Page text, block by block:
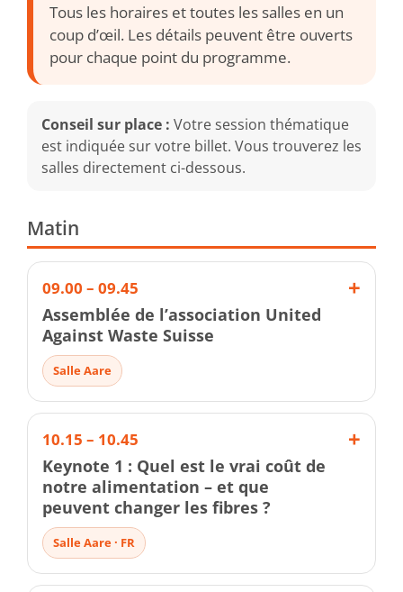
Tous les horaires et toutes les salles en un
coup d’œil. Les détails peuvent être ouverts
pour chaque point du programme.
Conseil sur place : Votre session thématique
est indiquée sur votre billet. Vous trouverez les
salles directement ci-dessous.
Matin
09.00 – 09.45
Assemblée de l’association United
Against Waste Suisse
Salle Aare
10.15 – 10.45
Keynote 1 : Quel est le vrai coût de
notre alimentation – et que
peuvent changer les fibres ?
Salle Aare · FR